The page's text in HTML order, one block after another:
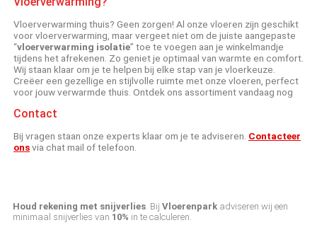
Vloerverwarming thuis? Geen zorgen! Al onze vloeren zijn geschikt
voor vloerverwarming, maar vergeet niet om de juiste aangepaste
“vloerverwarming isolatie” toe te voegen aan je winkelmandje
tijdens het afrekenen. Zo geniet je optimaal van warmte en comfort.
Wij staan klaar om je te helpen bij elke stap van je vloerkeuze.
Creëer een gezellige en stijlvolle ruimte met onze vloeren, perfect
voor jouw verwarmde thuis. Ontdek ons assortiment vandaag nog
Contact
Bij vragen staan onze experts klaar om je te adviseren. Contacteer
onsvia chat mail of telefoon.
Houd rekening met snijverlies . Bij Vloerenpark adviseren wij een
minimaal snijverlies van 10% in te calculeren.